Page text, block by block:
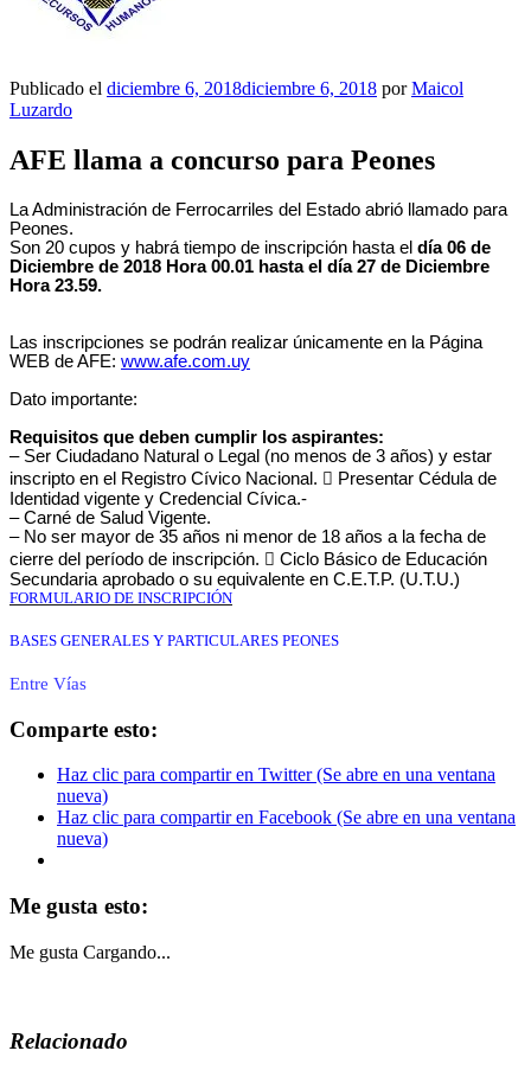
Publicado el diciembre 6, 2018diciembre 6, 2018 porMaicol
Luzardo
AFE llama a concurso para Peones
La Administración de Ferrocarriles del Estado abrió llamado para
Peones.
Son 20 cupos y habrá tiempo de inscripción hasta el día 06 de
Diciembre de 2018 Hora 00.01 hasta el día 27 de Diciembre
Hora 23.59.
Las inscripciones se podrán realizar únicamente en la Página
WEB de AFE: www.afe.com.uy
Dato importante:
Requisitos que deben cumplir los aspirantes:
– Ser Ciudadano Natural o Legal (no menos de 3 años) y estar
inscripto en el Registro Cívico Nacional.  Presentar Cédula de
Identidad vigente y Credencial Cívica.-
– Carné de Salud Vigente.
– No ser mayor de 35 años ni menor de 18 años a la fecha de
cierre del período de inscripción.  Ciclo Básico de Educación
Secundaria aprobado o su equivalente en C.E.T.P. (U.T.U.)
FORMULARIO DE INSCRIPCIÓN
BASES GENERALES Y PARTICULARES PEONES
Entre Vías
Comparte esto:
Haz clic para compartir en Twitter (Se abre en una ventana
nueva)
Haz clic para compartir en Facebook (Se abre en una ventana
nueva)
Me gusta esto:
Me gusta Cargando...
Relacionado